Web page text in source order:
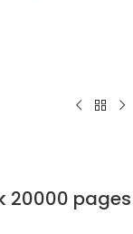
20000 pages